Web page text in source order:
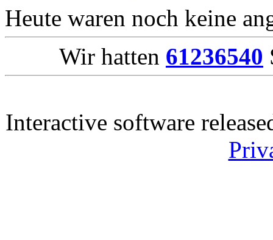
Heute waren noch keine
Wir hatten 61236540
Interactive software